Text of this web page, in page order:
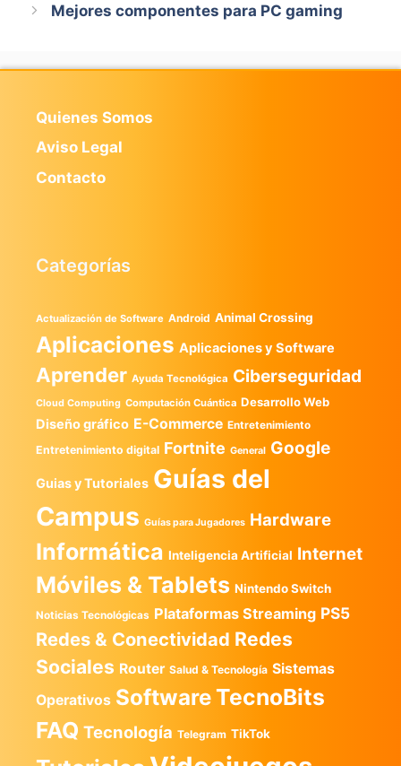
Mejores componentes para PC gaming
Quienes Somos
Aviso Legal
Contacto
Categorías
Actualización de Software Android Animal Crossing
Aplicaciones Aplicaciones y Software
Aprender Ayuda Tecnológica Ciberseguridad
Cloud Computing Computación Cuántica Desarrollo Web
Diseño gráfico E-Commerce Entretenimiento
Entretenimiento digital Fortnite General Google
Guias y Tutoriales Guías del
Campus Guías para Jugadores Hardware
Informática Inteligencia Artificial Internet
Móviles & Tablets Nintendo Switch
Noticias Tecnológicas Plataformas Streaming PS5
Redes & Conectividad Redes
Sociales Router Salud & Tecnología Sistemas
Operativos SoftwareTecnoBits
FAQ Tecnología Telegram TikTok